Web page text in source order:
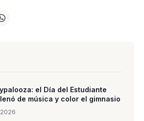
el Día del Estudiante
de música y color el gimnasio